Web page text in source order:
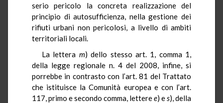
serio pericolo la concreta realizzazione del
principio di autosufficienza, nella gestione dei
rifiuti urbani non pericolosi, a livello di ambiti
territoriali locali.
La lettera m) dello stesso art. 1, comma 1,
della legge regionale n. 4 del 2008, infine, si
porrebbe in contrasto con l’art. 81 del Trattato
che istituisce la Comunità europea e con l’art.
117, primo e secondo comma, letteree) es), della